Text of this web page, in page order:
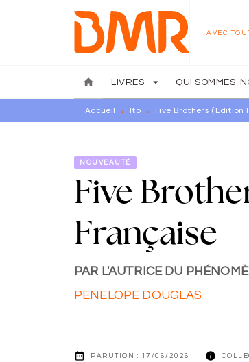
MENU RECHERCHE
AVEC
home LIVRES arrow_drop_down QUI SOMMES-
Accueil • Ito • Five Brothers (Edition
NOUVEAUTÉ
Five
Française
PAR L'AUTRICE DU
PENELOPE DOUGLAS
date_range PARUTION : 17/06/2026 info